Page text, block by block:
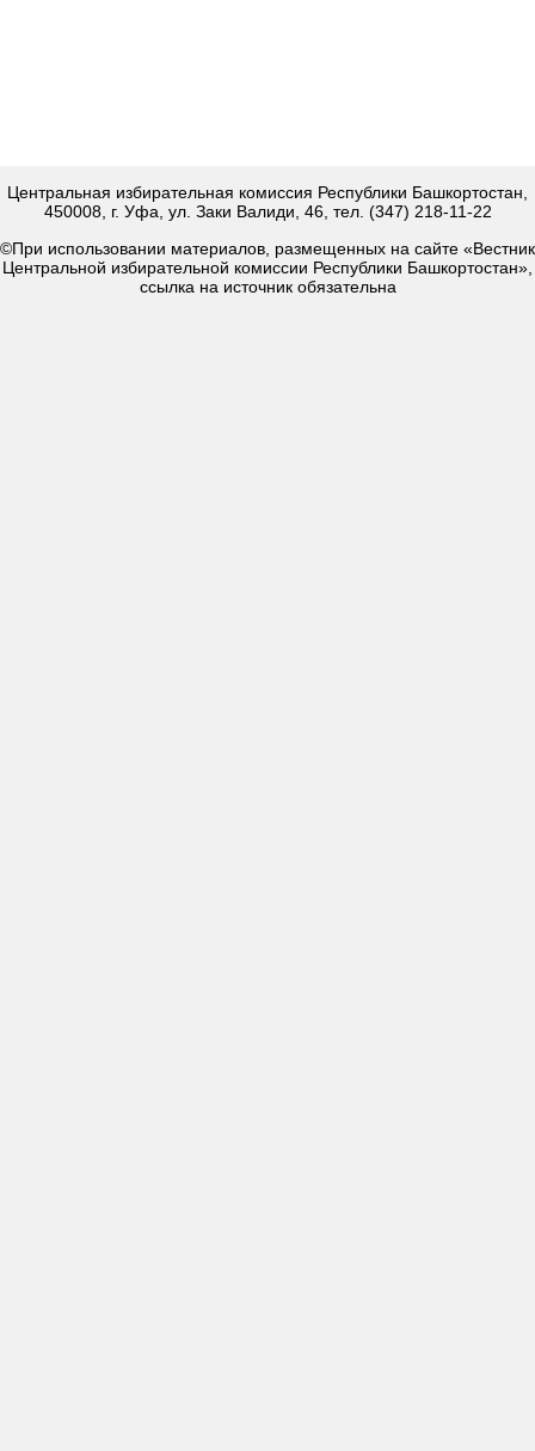
Центральная избирательная комиссия Республики Башкортостан,
450008, г. Уфа, ул. Заки Валиди, 46, тел. (347) 218-11-22
©При использовании материалов, размещенных на сайте «Вестник
Центральной избирательной комиссии Республики Башкортостан»,
ссылка на источник обязательна